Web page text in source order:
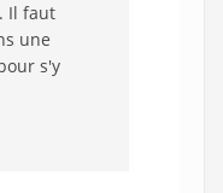
Il faut
une
s'y